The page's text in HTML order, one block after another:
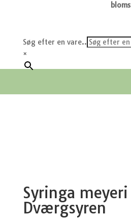
Søg efter en vare..
×
Syringa
Dværgsyren